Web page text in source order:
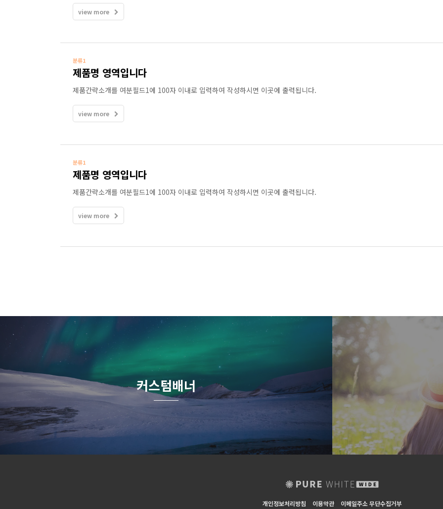
view more
분류1
제품명 영역입니다
제품간략소개를 여분필드1에 100자 이내로 입력하여 작성하시면 이곳에 출력됩니다.
view more
분류1
제품명 영역입니다
제품간략소개를 여분필드1에 100자 이내로 입력하여 작성하시면 이곳에 출력됩니다.
view more
커스텀배너
개인정보처리방침 이용약관 이메일주소 무단수집거부